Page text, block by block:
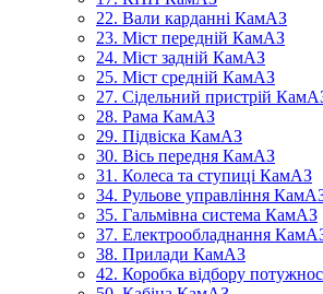
22. Вали карданні КамАЗ
23. Міст передній КамАЗ
24. Міст задній КамАЗ
25. Міст средній КамАЗ
27. Сідельний пристрій
28. Рама КамАЗ
29. Підвіска КамАЗ
30. Вісь передня КамАЗ
31. Колеса та ступиці КамАЗ
34. Рульове управління
35. Гальмівна система КамАЗ
37. Електрообладнання
38. Прилади КамАЗ
42. Коробка відбору